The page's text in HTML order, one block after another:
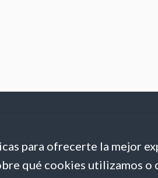
para ofrecerte la mejor
qué cookies utilizamos o